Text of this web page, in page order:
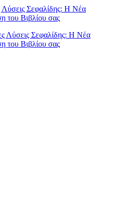
Σεφαλίδης: Η Νέα
του Βιβλίου σας
Λύσεις Σεφαλίδης: Η Νέα
του Βιβλίου σας